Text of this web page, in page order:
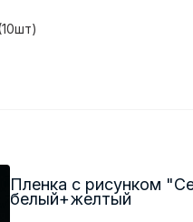
Пленка с рисунком
белый+желтый